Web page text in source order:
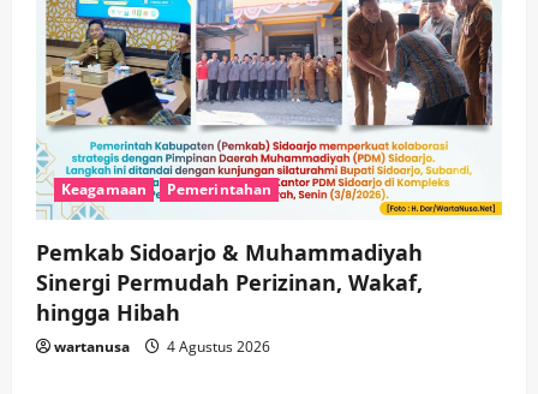
Keagamaan Pemerintahan
Pemkab Sidoarjo & Muhammadiyah
Sinergi Permudah Perizinan, Wakaf,
hingga Hibah
wartanusa 4 Agustus 2026